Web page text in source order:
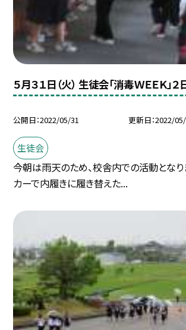
５月３１日（火） 生徒会「消毒ＷＥＥＫ」２
公開日 2022/05/31 更新日 2022/
生徒会
今朝は雨天のため、校舎内での活動となり
カーで内履きに履き替えた...